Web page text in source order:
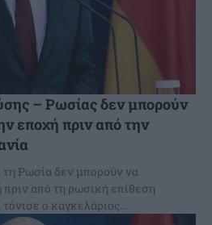
– Ρωσίας δεν μπορούν
εποχή πριν από την
τη Ρωσία δεν μπορούν να
από τη ρωσική επίθεση
ο καγκελάριος...